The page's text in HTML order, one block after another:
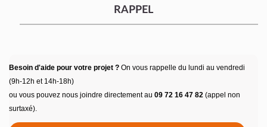
RAPPEL
Besoin d'aide pour votre projet ? On vous rappelle du lundi au vendredi
(9h-12h et 14h-18h)
ou vous pouvez nous joindre directement au 09 72 16 47 82 (appel non
surtaxé).